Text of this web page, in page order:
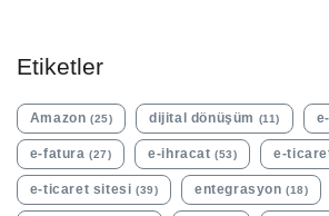
Etiketler
Amazon (25) dijital dönüşüm (11)
e-fatura (27) e-ihracat (53) e-
e-ticaret sitesi (39) entegrasyon (18)